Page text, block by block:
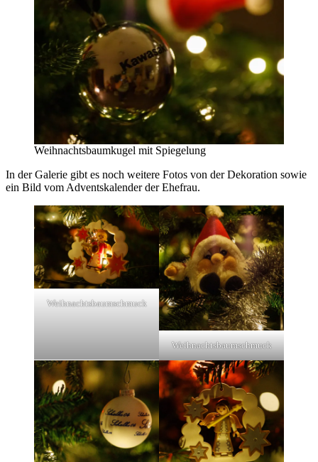
Weihnachtsbaumkugel mit Spiegelung
In der Galerie gibt es noch weitere Fotos von der Dekoration sowie
ein Bild vom Adventskalender der Ehefrau.
Weihnachtsbaumschmuck
Weihnachtsbaumschmuck